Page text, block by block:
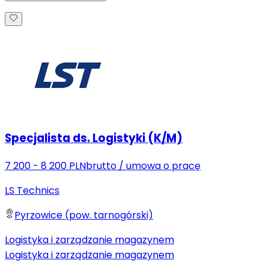
Specjalista ds. Logistyki (K/M)
7 200 - 8 200 PLNbrutto / umowa o pracę
LS Technics
Pyrzowice (pow. tarnogórski)
Logistyka i zarządzanie magazynem
Logistyka i zarządzanie magazynem